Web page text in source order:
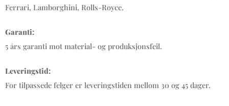
Ferrari, Lamborghini, Rolls-Royce.
Garanti:
5 års garanti mot material- og produksjonsfeil.
Leveringstid:
For tilpassede felger er leveringstiden mellom 30 og 45 dager.